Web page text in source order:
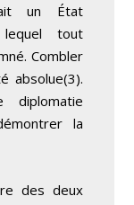
un État
lequel tout
Combler
absolue(3).
diplomatie
la
des deux